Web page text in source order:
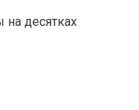
десятках